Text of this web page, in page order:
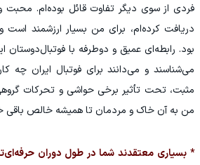
فردی از سوی دیگر تفاوت قائل بوده‌ام. محبت
دریافت کرده‌ام، برای من بسیار ارزشمند
بود. رابطه‌ای عمیق و دوطرفه با فوتبال‌دوستان
می‌شناسند و می‌دانند برای فوتبال ایران چه
مثبت، تحت تأثیر برخی حواشی و تحرکات
من به آن خاک و مردمان تا همیشه خالص باقی
* بسیاری معتقدند شما در طول دوران